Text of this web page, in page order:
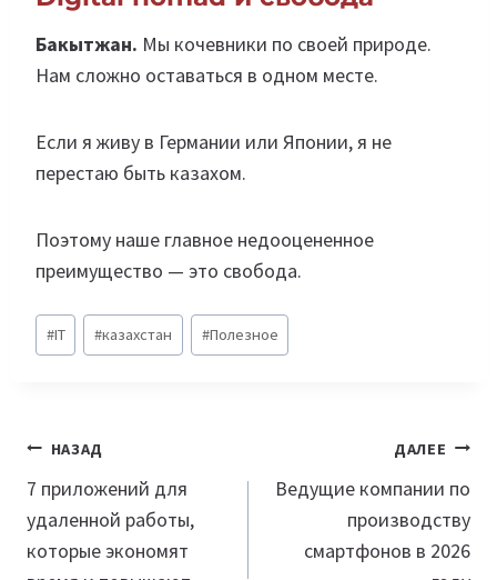
Бакытжан. Мы кочевники по своей природе.
Нам сложно оставаться в одном месте.
Если я живу в Германии или Японии, я не
перестаю быть казахом.
Поэтому наше главное недооцененное
преимущество — это свобода.
Метки
записи:
#IT #казахстан #Полезное
Навигация
по
записям
НАЗАД
7 приложений для
удаленной работы,
которые экономят
ДАЛЕЕ
Ведущие компании по
производству
смартфонов в 2026